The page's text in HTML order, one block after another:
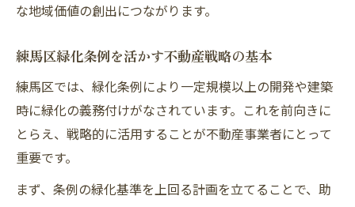
な地域価値の創出につながります。
練馬区緑化条例を活かす不動産戦略の基本
練馬区では、緑化条例により一定規模以上の開発や建築
時に緑化の義務付けがなされています。これを前向きに
とらえ、戦略的に活用することが不動産事業者にとって
重要です。
まず、条例の緑化基準を上回る計画を立てることで、助